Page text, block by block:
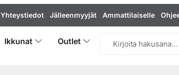
Yhteystiedot Jälleenmyyjät Ammattilaiselle
Ikkunat Outlet